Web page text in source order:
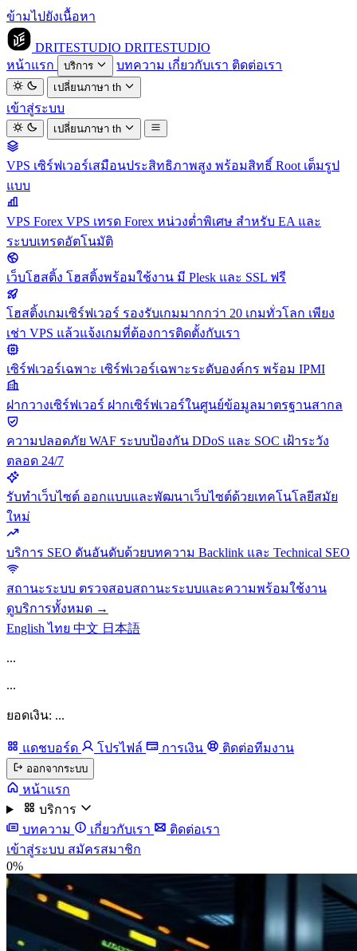
ข้ามไปยังเนื้อหา
DRITESTUDIO DRITESTUDIO
หน้าแรก
บริการ บทความ เกี่ยวกับเรา ติดต่อเรา
เปลี่ยนภาษาth
เข้าสู่ระบบ
เปลี่ยนภาษาth
VPS เซิร์ฟเวอร์เสมือนประสิทธิภาพสูง พร้อมสิทธิ์ Root เต็มรูป
แบบ
VPS Forex VPS เทรด Forex หน่วงต่ำพิเศษ สำหรับ EA และ
ระบบเทรดอัตโนมัติ
เว็บโฮสติ้ง โฮสติ้งพร้อมใช้งาน มี Plesk และ SSL ฟรี
โฮสติ้งเกมเซิร์ฟเวอร์ รองรับเกมมากกว่า 20 เกมทั่วโลก เพียง
เช่า VPS แล้วแจ้งเกมที่ต้องการติดตั้งกับเรา
เซิร์ฟเวอร์เฉพาะ เซิร์ฟเวอร์เฉพาะระดับองค์กร พร้อม IPMI
ฝากวางเซิร์ฟเวอร์ ฝากเซิร์ฟเวอร์ในศูนย์ข้อมูลมาตรฐานสากล
ความปลอดภัย WAF ระบบป้องกัน DDoS และ SOC เฝ้าระวัง
ตลอด 24/7
รับทำเว็บไซต์ ออกแบบและพัฒนาเว็บไซต์ด้วยเทคโนโลยีสมัย
ใหม่
บริการ SEO ดันอันดับด้วยบทความ Backlink และ Technical SEO
สถานะระบบ ตรวจสอบสถานะระบบและความพร้อมใช้งาน
ดูบริการทั้งหมด →
Englishไทย 中文 日本語
...
...
ยอดเงิน: ...
แดชบอร์ด โปรไฟล์ การเงิน ติดต่อทีมงาน
ออกจากระบบ
หน้าแรก
บริการ
บทความ
เกี่ยวกับเรา
ติดต่อเรา
เข้าสู่ระบบ สมัครสมาชิก
0%